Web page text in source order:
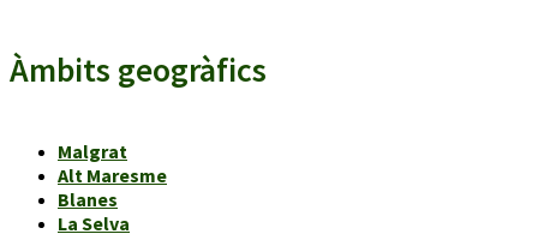
Àmbits geogràfics
Malgrat
Alt Maresme
Blanes
La Selva